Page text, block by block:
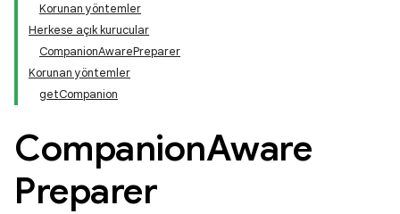
Korunan yöntemler
Herkese açık kurucular
CompanionAwarePreparer
Korunan yöntemler
getCompanion
CompanionAware
Preparer